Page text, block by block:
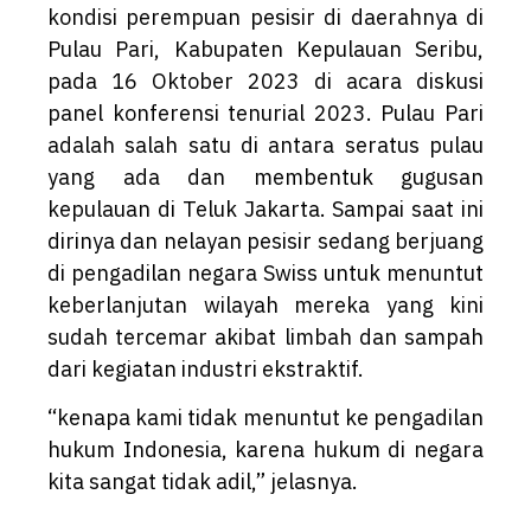
kondisi perempuan pesisir di daerahnya di
Pulau Pari, Kabupaten Kepulauan Seribu,
pada 16 Oktober 2023 di acara diskusi
panel konferensi tenurial 2023. Pulau Pari
adalah salah satu di antara seratus pulau
yang ada dan membentuk gugusan
kepulauan di Teluk Jakarta. Sampai saat ini
dirinya dan nelayan pesisir sedang berjuang
di pengadilan negara Swiss untuk menuntut
keberlanjutan wilayah mereka yang kini
sudah tercemar akibat limbah dan sampah
dari kegiatan industri ekstraktif.
“kenapa kami tidak menuntut ke pengadilan
hukum Indonesia, karena hukum di negara
kita sangat tidak adil,” jelasnya.